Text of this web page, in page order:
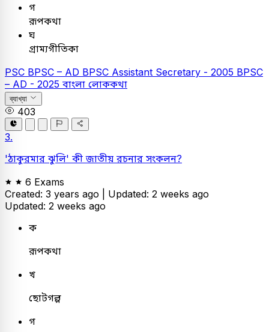
গ
রূপকথা
ঘ
গ্রাম্যগীতিকা
PSC BPSC – AD BPSC Assistant Secretary - 2005 BPSC
– AD - 2025 বাংলা লোককথা
ব্যাখ্যা
403
3.
'ঠাকুরমার ঝুলি' কী জাতীয় রচনার সংকলন?
6 Exams
Created: 3 years ago | Updated: 2 weeks ago
Updated: 2 weeks ago
ক
রূপকথা
খ
ছোটগল্প
গ